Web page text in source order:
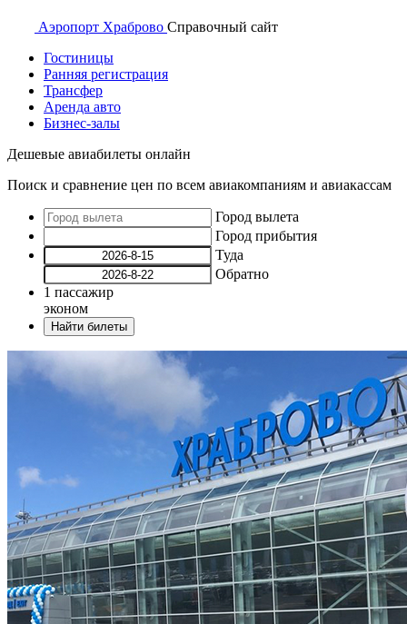
Аэропорт Храброво Справочный сайт
Гостиницы
Ранняя регистрация
Трансфер
Аренда авто
Бизнес-залы
Дешевые авиабилеты онлайн
Поиск и сравнение цен по всем авиакомпаниям и авиакассам
Город вылета
Город прибытия
Туда
Обратно
1 пассажир
эконом
Найти билеты